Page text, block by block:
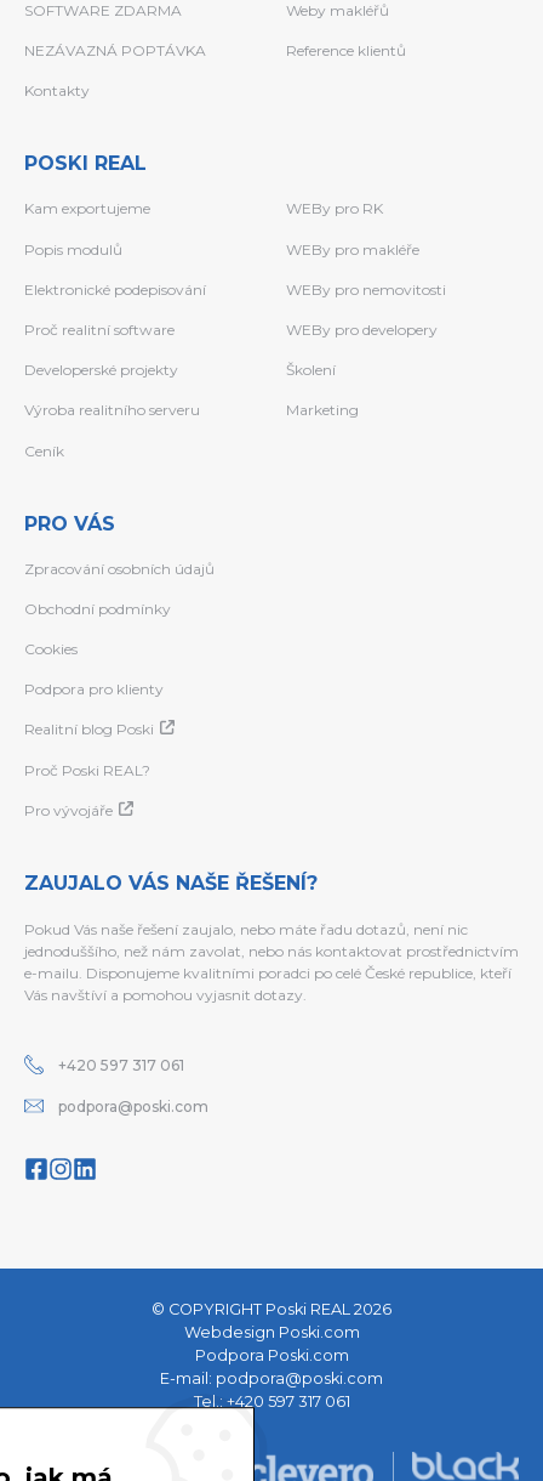
SOFTWARE ZDARMA Weby makléřů
NEZÁVAZNÁ POPTÁVKA Reference klientů
Kontakty
POSKI REAL
Kam exportujeme WEBy pro RK
Popis modulů WEBy pro makléře
Elektronické podepisování WEBy pro nemovitosti
Proč realitní software WEBy pro developery
Developerské projekty Školení
Výroba realitního serveru Marketing
Ceník
ZAUJALO VÁS NAŠE ŘEŠENÍ?
Pokud Vás naše řešení zaujalo, nebo máte řadu dotazů, není nic
jednoduššího, než nám zavolat, nebo nás kontaktovat prostřednictvím
e-mailu. Disponujeme kvalitními poradci po celé České republice, kteří
Vás navštíví a pomohou vyjasnit dotazy.
+420 597 317 061
podpora@poski.com
PRO VÁS
Zpracování osobních údajů
Obchodní podmínky
Cookies
Podpora pro klienty
Realitní blog Poski
Proč Poski REAL?
Pro vývojáře
© COPYRIGHT Poski REAL 2026
Webdesign Poski.com
Podpora Poski.com
E-mail: podpora@poski.com
Tel.: +420 597 317 061